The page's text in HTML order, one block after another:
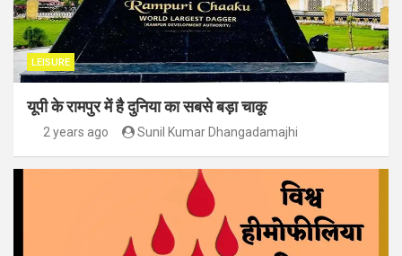
LEISURE
यूपी के रामपुर में है दुनिया का सबसे बड़ा चाकू
2 years ago Sunil Kumar Dhangadamajhi